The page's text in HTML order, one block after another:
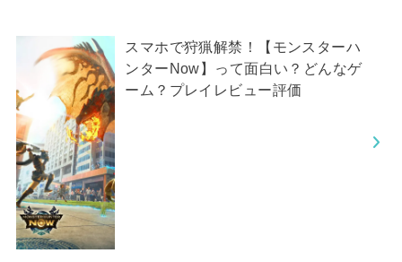
スマホで狩猟解禁！【モンスターハ
ンターNow】って面白い？どんなゲ
ーム？プレイレビュー評価